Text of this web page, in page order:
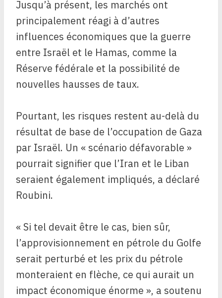
Jusqu’à présent, les marchés ont
principalement réagi à d’autres
influences économiques que la guerre
entre Israël et le Hamas, comme la
Réserve fédérale et la possibilité de
nouvelles hausses de taux.
Pourtant, les risques restent au-delà du
résultat de base de l’occupation de Gaza
par Israël. Un « scénario défavorable »
pourrait signifier que l’Iran et le Liban
seraient également impliqués, a déclaré
Roubini.
« Si tel devait être le cas, bien sûr,
l’approvisionnement en pétrole du Golfe
serait perturbé et les prix du pétrole
monteraient en flèche, ce qui aurait un
impact économique énorme », a soutenu